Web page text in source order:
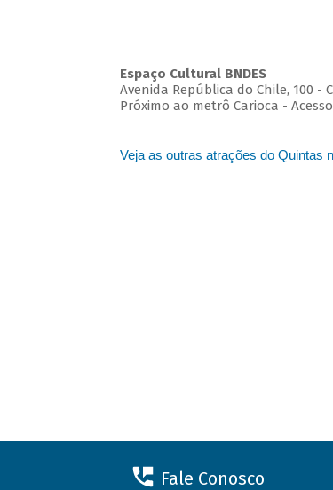
Espaço Cultural BNDES
Avenida República do Chile, 100 -
Próximo ao metrô Carioca -
Veja as outras atrações do Quintas
Fale Conosco